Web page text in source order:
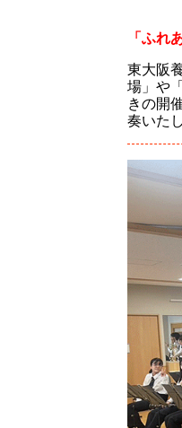
「ふれ
東大阪
場」や
きの開
奏いた